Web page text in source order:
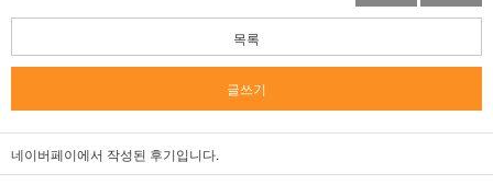
목록
글쓰기
네이버페이에서 작성된 후기입니다.